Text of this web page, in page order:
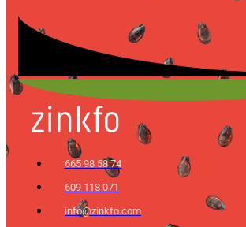
665 98 58 74
609 118 071
info@zinkfo.com